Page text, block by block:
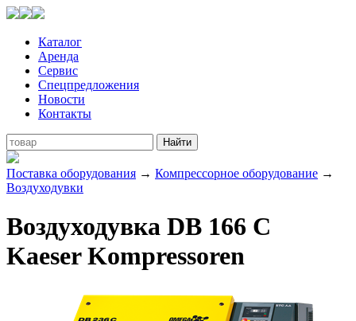
Каталог
Аренда
Сервис
Спецпредложения
Новости
Контакты
Поставка оборудования → Компрессорное оборудование →
Воздуходувки
Воздуходувка DB 166 C
Kaeser Kompressoren